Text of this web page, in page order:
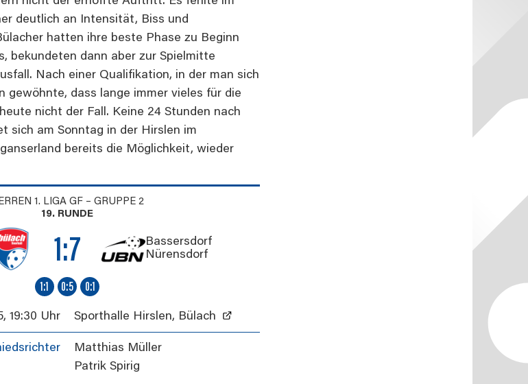
deutlich an Intensität, Biss und
hatten ihre beste Phase zu Beginn
bekundeten dann aber zur Spielmitte
Nach einer Qualifikation, in der man sich
gewöhnte, dass lange immer vieles für die
nicht der Fall. Keine 24 Stunden nach
sich am Sonntag in der Hirslen im
bereits die Möglichkeit, wieder
1. LIGA GF – GRUPPE 2
19. RUNDE
1:7
Bassersdorf
Nürensdorf
1:1 0:5 0:1
, 19:30 Uhr Sporthalle Hirslen, Bülach
Matthias Müller
Patrik Spirig